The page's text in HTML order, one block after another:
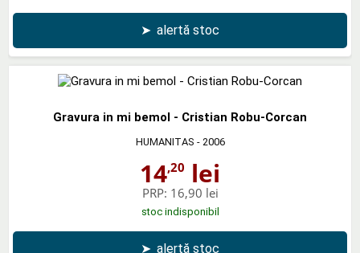
➤ alertă stoc
Gravura in mi bemol - Cristian Robu-Corcan
HUMANITAS - 2006
14,20 lei
PRP: 16,90 lei
stoc indisponibil
➤ alertă stoc